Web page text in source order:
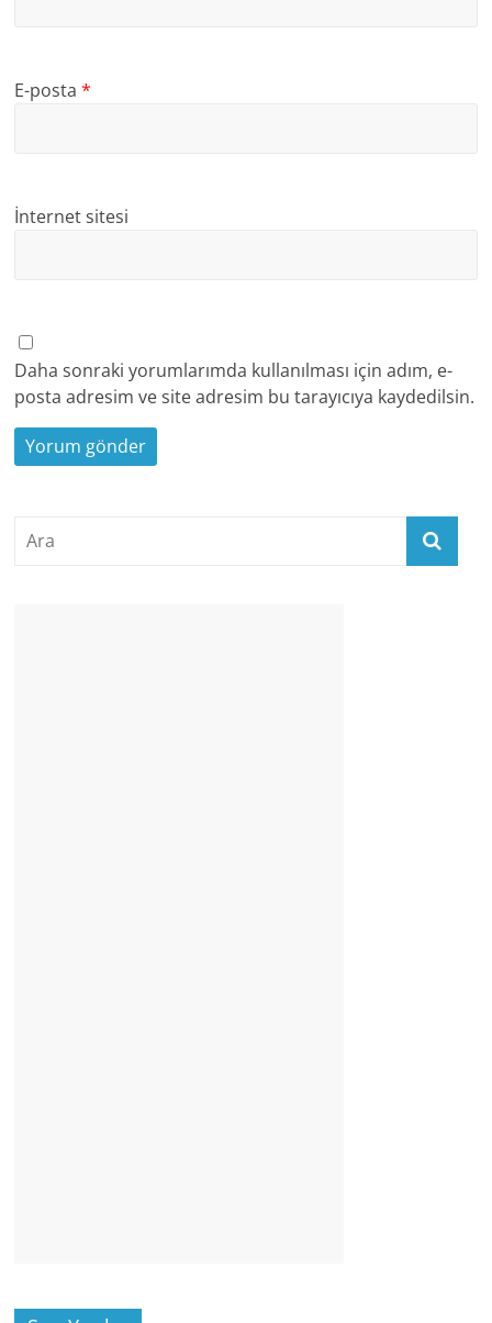
E-posta*
İnternet sitesi
Daha sonraki yorumlarımda kullanılması için adım, e-
posta adresim ve site adresim bu tarayıcıya kaydedilsin.